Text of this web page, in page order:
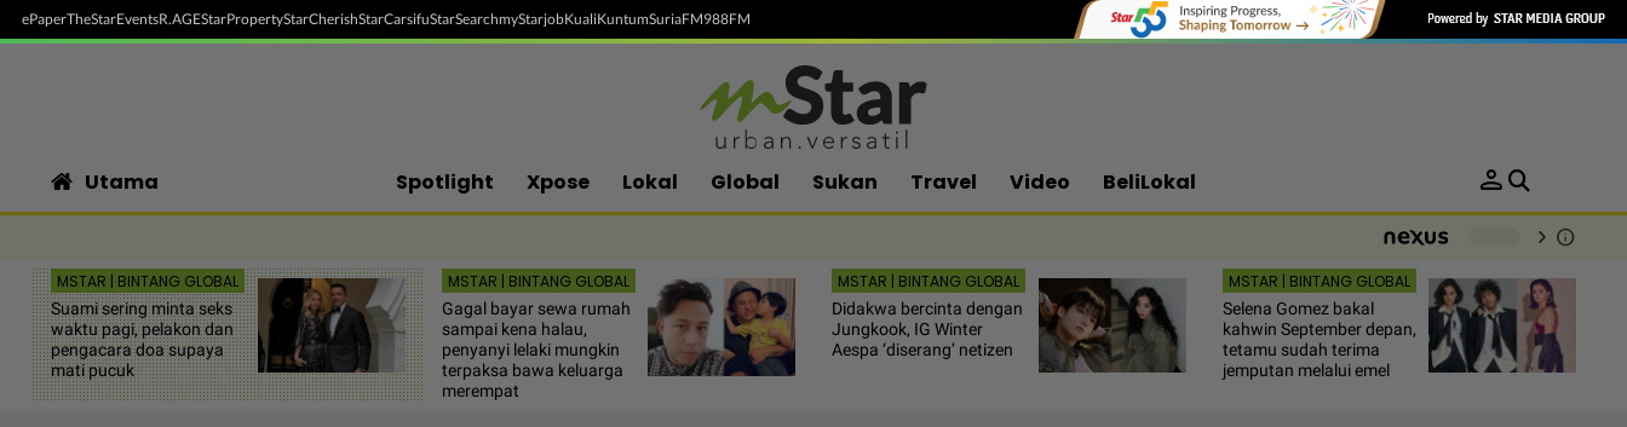
ePaperTheStarEventsR.AGEStarPropertyStarCherishStarCarsifuStarSearchmyStarjobKualiKuntumSuriaFM988FM
Utama Spotlight Xpose Lokal Global Sukan Travel Video BeliLokal person
chevron_right info
MSTAR | BINTANG GLOBAL
Suami sering minta seks
waktu pagi, pelakon dan
pengacara doa supaya
mati pucuk
MSTAR | BINTANG GLOBAL
Gagal bayar sewa rumah
sampai kena halau,
penyanyi lelaki mungkin
terpaksa bawa keluarga
merempat
MSTAR | BINTANG GLOBAL
Didakwa bercinta dengan
Jungkook, IG Winter
Aespa ‘diserang’ netizen
MSTAR | BINTANG GLOBAL
Selena Gomez bakal
kahwin September depan,
tetamu sudah terima
jemputan melalui emel